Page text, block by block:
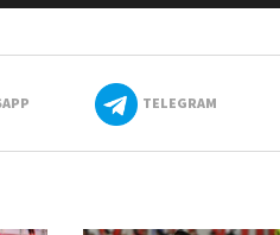
TELEGRAM